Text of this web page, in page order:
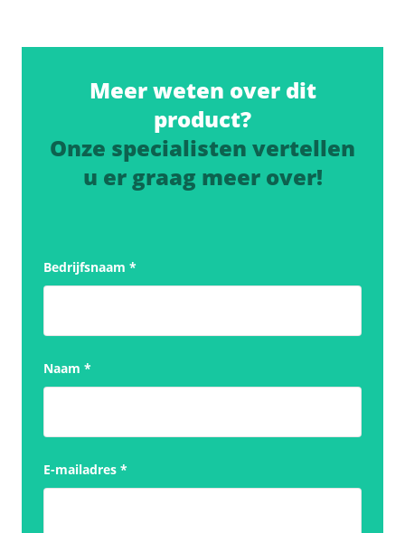
Meer weten over dit
product?
Onze specialisten vertellen
u er graag meer over!
Bedrijfsnaam *
Naam *
E-mailadres *